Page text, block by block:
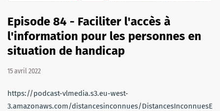
Episode 84 - Faciliter l'accès à
l'information pour les personnes en
situation de handicap
15 avril 2022
https://podcast-vlmedia.s3.eu-west-
3.amazonaws.com/distancesinconnues/